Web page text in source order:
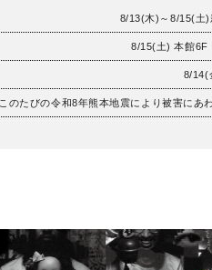
8/13(木)～8/15(土)
8/15(土) 本館6F
8/14(
このたびの令和8年熊本地震により被害にあ